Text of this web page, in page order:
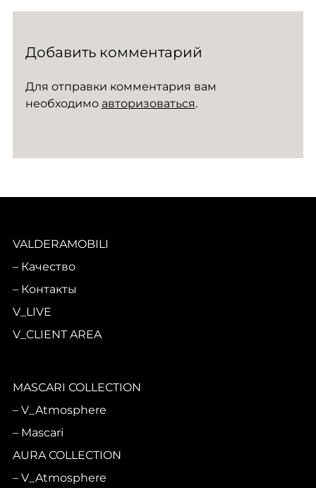
Добавить комментарий
Для отправки комментария вам
необходимо авторизоваться.
VALDERAMOBILI
Качество
Контакты
V_LIVE
V_CLIENT AREA
MASCARI COLLECTION
V_Atmosphere
Mascari
AURA COLLECTION
V_Atmosphere